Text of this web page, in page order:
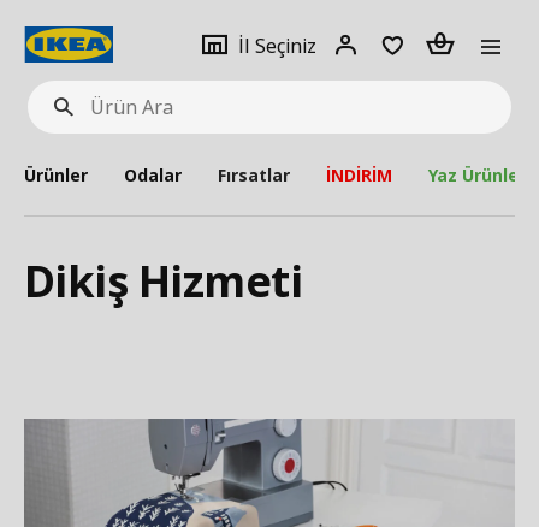
Ürün
Ara
İl Seçiniz
Giriş
Adet
Ürünler Odalar Fırsatlar İNDİRİM Yaz Ürünleri
Dikiş Hizmeti